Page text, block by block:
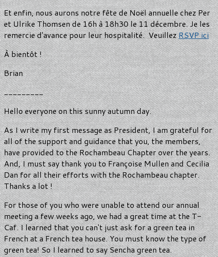
Et enfin, nous aurons notre fête de Noël annuelle chez Per
et Ulrike Thomsen de 16h à 18h30 le 11 décembre. Je les
remercie d'avance pour leur hospitalité. VeuillezRSVP ici
À bientôt !
Brian
_________
Hello everyone on this sunny autumn day.
As I write my first message as President, I am grateful for
all of the support and guidance that you, the members,
have provided to the Rochambeau Chapter over the years.
And, I must say thank you to Françoise Mullen and Cecilia
Dan for all their efforts with the Rochambeau chapter.
Thanks a lot !
For those of you who were unable to attend our annual
meeting a few weeks ago, we had a great time at the T-
Caf. I learned that you can't just ask for a green tea in
French at a French tea house. You must know the type of
green tea! So I learned to say Sencha green tea.